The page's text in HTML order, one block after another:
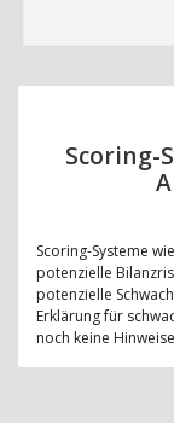
Scoring-
Scoring-Systeme
potenzielle
potenzielle
Erklärung für
noch keine